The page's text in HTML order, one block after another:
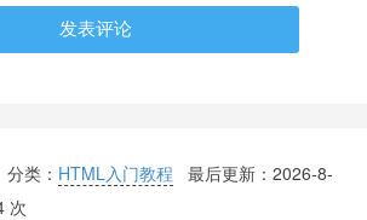
类： HTML入门教程 最后更新：2026-8-
次